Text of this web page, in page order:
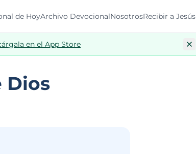
de HoyArchivo DevocionalNosotrosRecibir a Jesús
en el App Store
Dios